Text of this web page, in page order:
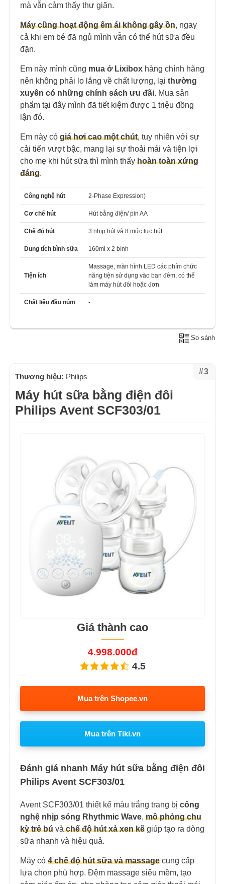
mà vẫn cảm thấy thư giãn.
Máy cũng hoạt động êm ái không gây ồn, ngay
cả khi em bé đã ngủ mình vẫn có thể hút sữa đều
đặn.
Em này mình cũng mua ở Lixibox hàng chính hãng
nên không phải lo lắng về chất lượng, lại thường
xuyên có những chính sách ưu đãi. Mua sản
phẩm tại đây mình đã tiết kiệm được 1 triệu đồng
lận đó.
Em này có giá hơi cao một chút, tuy nhiên với sự
cải tiến vượt bậc, mang lại sự thoải mái và tiện lợi
cho mẹ khi hút sữa thì mình thấy hoàn toàn xứng
đáng.
Công nghệ hút 2-Phase Expression)
Cơ chế hút Hút bằng điện/ pin AA
Chế độ hút 3 nhịp hút và 8 mức lực hút
Dung tích bình sữa 160ml x 2 bình
Tiện ích
Massage, màn hình LED các phím chức
năng tiện sử dụng vào ban đêm, có thể
làm máy hút đôi hoặc đơn
Chất liệu đầu núm -
So sánh
#3
Thương hiệu: Philips
Máy hút sữa bằng điện đôi
Philips Avent SCF303/01
Giá thành cao
4.998.000đ
4.5
Mua trên Shopee.vn
Mua trên Tiki.vn
Đánh giá nhanh Máy hút sữa bằng điện đôi
Philips Avent SCF303/01
Avent SCF303/01 thiết kế màu trắng trang bị công
nghệ nhịp sóng Rhythmic Wave, mô phỏng chu
kỳ trẻ bú vàchế độ hút xả xen kẽ giúp tạo ra dòng
sữa nhanh và hiệu quả.
Máy có 4 chế độ hút sữa và massage cung cấp
lựa chọn phù hợp. Đệm massage siêu mềm, tạo